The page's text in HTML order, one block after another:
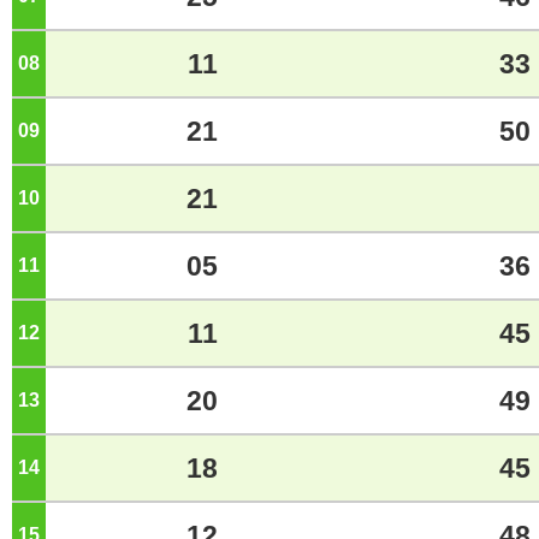
08 11 33
09 21 50
10 21
11 05 36
12 11 45
13 20 49
14 18 45
15